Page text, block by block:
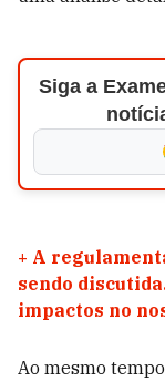
Siga a
+ A
sendo
impactos no
Ao mesmo